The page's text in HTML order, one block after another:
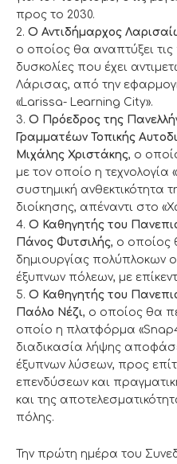
προς το 2030.
2. Ο Αντιδήμαρχος
ο οποίος θα αναπτύξει τις
δυσκολίες που έχει
Λάρισας, από την
«Larissa- Learning City».
3. Ο Πρόεδρος της
Γραμματέων Τοπικής
Μιχάλης Χριστάκης, ο
με τον οποίο η τεχνολογία
συστημική ανθεκτικότητα
διοίκησης, απέναντι στο
4. Ο Καθηγητής του
Πάνος Φυτσιλής, ο οποίος
δημιουργίας πολύπλοκων
έξυπνων πόλεων, με
5. Ο Καθηγητής του
Παόλο Νέζι, ο οποίος θα
οποίο η πλατφόρμα
διαδικασία λήψης
έξυπνων λύσεων, προς
επενδύσεων και
και της
πόλης.
Την πρώτη ημέρα του